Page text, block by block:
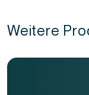
Weitere